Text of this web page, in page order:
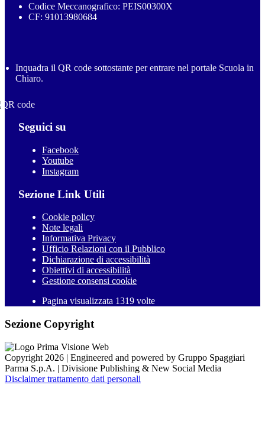
Codice Meccanografico: PEIS00300X
CF: 91013980684
Inquadra il QR code sottostante per entrare nel portale Scuola in
Chiaro.
Seguici su
Facebook
Youtube
Instagram
Sezione Link Utili
Cookie policy
Note legali
Informativa Privacy
Ufficio Relazioni con il Pubblico
Dichiarazione di accessibilità
Obiettivi di accessibilità
Gestione consensi cookie
Pagina visualizzata 1319 volte
Sezione Copyright
Copyright 2026 | Engineered and powered by Gruppo Spaggiari
Parma S.p.A. | Divisione Publishing & New Social Media
Disclaimer trattamento dati personali